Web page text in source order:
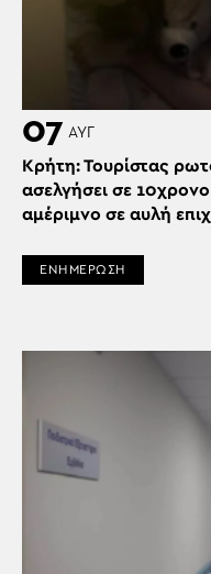
07 ΑΥΓ
Κρήτη: Τουρίστας
ασελγήσει σε
αμέριμνο σε αυλή
ΕΝΗΜΕΡΩΣΗ